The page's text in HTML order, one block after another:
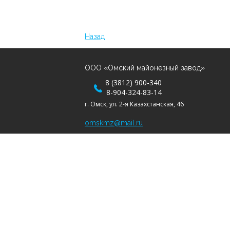
Назад
ООО «Омский майонезный завод»
8 (3812) 900-340
8-904-324-83-14
г. Омск, ул. 2-я Казахстанская, 46
omskmz@mail.ru